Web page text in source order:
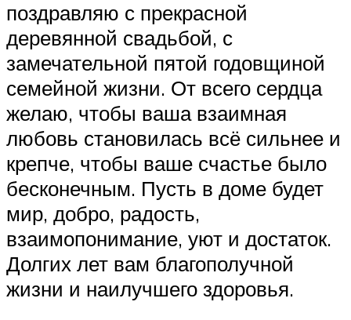
поздравляю с прекрасной
деревянной свадьбой, с
замечательной пятой годовщиной
семейной жизни. От всего сердца
желаю, чтобы ваша взаимная
любовь становилась всё сильнее и
крепче, чтобы ваше счастье было
бесконечным. Пусть в доме будет
мир, добро, радость,
взаимопонимание, уют и достаток.
Долгих лет вам благополучной
жизни и наилучшего здоровья.